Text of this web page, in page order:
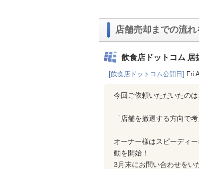
店舗売却までの流
飲食店ドットコム 居
[飲食店ドットコム公開日] Fri
今回ご依頼いただいたの
「店舗を撤退する方向で
オーナー様はスピーディ
動を開始！
3月末にお問い合わせをい